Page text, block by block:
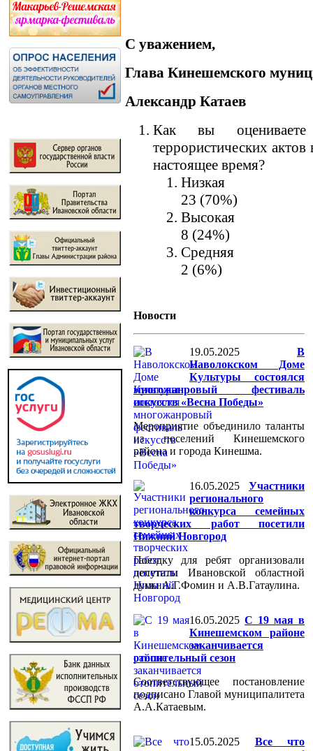
С уважением,
Глава Кинешемского
Александр Катаев
Как вы оцениваете
террористических
настоящее время?
Низкая
23 (70%)
Высокая
8 (24%)
Средняя
2 (6%)
Новости
19.05.2025
В
Наволокском Доме
Культуры состоялся
многожанровый фестиваль
искусств «Весна Победы»
Мероприятие объединило таланты
из поселений Кинешемского
района и города Кинешма.
16.05.2025
Участники
регионального
конкурса семейных
творческих работ посетили
Нижний Новгород
Поездку для ребят организовали
депутаты Ивановской областной
думы А.Г.Фомин и А.В.Гатаулина.
16.05.2025 С 19 мая в
Кинешемском районе
заканчивается
отопительный сезон
Соответствующее постановление
подписано Главой муниципалитета
А.А.Катаевым.
15.05.2025
Все что